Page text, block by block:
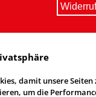
damit unsere Seiten
um die